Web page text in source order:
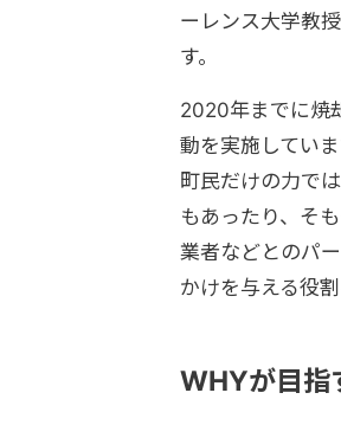
ーレンス大学教授
す。
2020年までに焼
動を実施してい
町民だけの力で
もあったり、そ
業者などとのパ
かけを与える役
WHYが目指